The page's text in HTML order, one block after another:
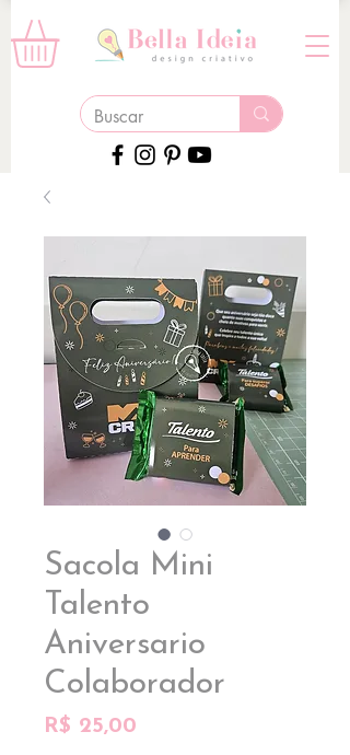
Sacola Mini
Talento
Aniversario
Colaborador
R$ 25,00